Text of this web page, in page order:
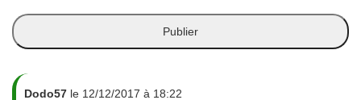
Dodo57 le 12/12/2017 à 18:22